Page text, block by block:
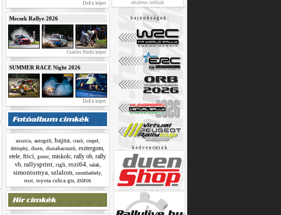
DuEn képei
Mecsek Rallye 2026
Csatlós Norbi képei
SUMMER RACE Night 2026
DuEn képei
ausztria, autogrill bajna crash csepel
drtrophy duen dunaharaszti esztergom
etele frici gemer miskolc rally ob rally
vb, rallysprint, rigli rozi64, salak,
simontornya szlalom, szombathely,
teszt toyota celica gts zsiros
részletes infóink
b a j n o k s á g o k :
k e d v e n c e i n k